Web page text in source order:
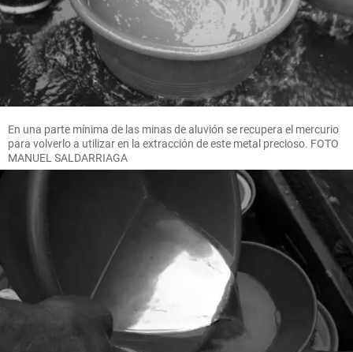
En una parte mínima de las minas de aluvión se recupera el mercurio
para volverlo a utilizar en la extracción de este metal precioso. FOTO
MANUEL SALDARRIAGA